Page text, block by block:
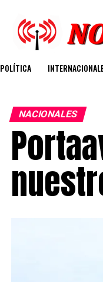
POLÍTICA
NACIONALES